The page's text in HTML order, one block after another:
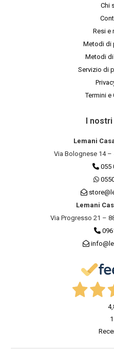
Chi
Resi e
Metodi di
Metodi
Servizio di
Termini
I
Lemani
Via Bolognese 14 –
055
Lemani
Via Progresso 21 –